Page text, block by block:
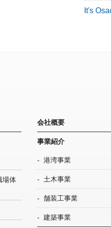
It's
場体
会社概要
事業紹介
港湾事業
土木事業
舗装工事業
建築事業